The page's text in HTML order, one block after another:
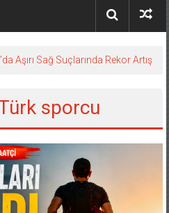
Aşırı Sağ Suçlarında Rekor Artış
sporcu